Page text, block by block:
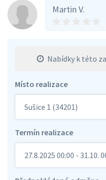
Martin V.
Nabídky k této
Místo realizace
Sušice 1 (34201)
Termín realizace
27.8.2025 00:00 - 31.10.